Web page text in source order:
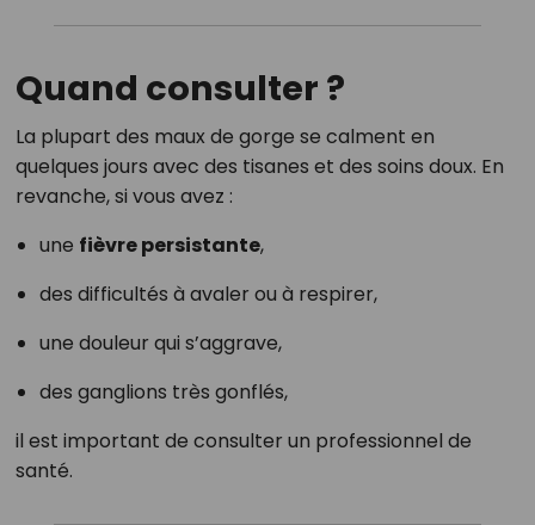
Quand consulter ?
La plupart des maux de gorge se calment en
quelques jours avec des tisanes et des soins doux. En
revanche, si vous avez :
une fièvre persistante,
des difficultés à avaler ou à respirer,
une douleur qui s’aggrave,
des ganglions très gonflés,
il est important de consulter un professionnel de
santé.